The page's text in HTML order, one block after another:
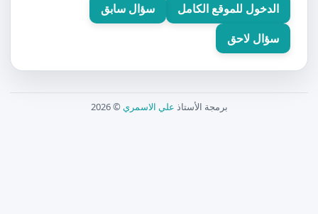
الدخول للموقع الكامل
سؤال سابق
سؤال لاحق
برمجة الأستاذ علي الاسمري © 2026